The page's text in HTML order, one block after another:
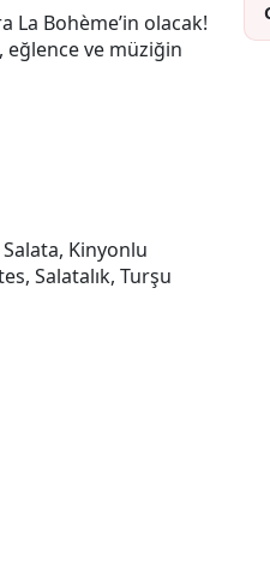
La Bohème’in olacak!
ve müziğin
Kinyonlu
Salatalık, Turşu